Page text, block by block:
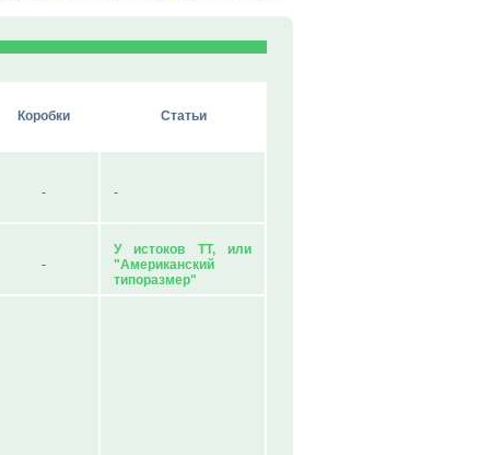
Коробки Статьи
- -
-
У истоков ТТ, или
"Американский
типоразмер"